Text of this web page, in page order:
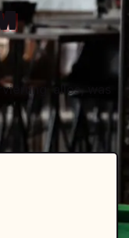
alles, was